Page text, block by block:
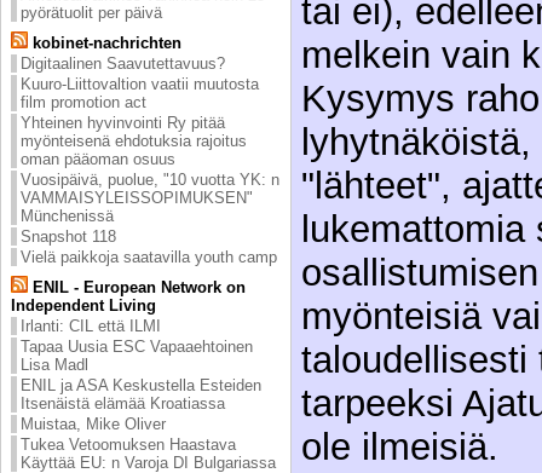
pyörätuolit per päivä
kobinet-nachrichten
Digitaalinen Saavutettavuus?
Kuuro-Liittovaltion vaatii muutosta
film promotion act
Yhteinen hyvinvointi Ry pitää
myönteisenä ehdotuksia rajoitus
oman pääoman osuus
Vuosipäivä, puolue, "10 vuotta YK: n
VAMMAISYLEISSOPIMUKSEN"
Münchenissä
Snapshot 118
Vielä paikkoja saatavilla youth camp
ENIL - European Network on
Independent Living
Irlanti: CIL että ILMI
Tapaa Uusia ESC Vapaaehtoinen
Lisa Madl
ENIL ja ASA Keskustella Esteiden
Itsenäistä elämää Kroatiassa
Muistaa, Mike Oliver
Tukea Vetoomuksen Haastava
Käyttää EU: n Varoja DI Bulgariassa
tai ei),
melkein vain
Kysymys
"lähteet",
lukemattomia
myönteisiä
taloudellisesti
tarpeeksi
ole ilmeisiä.